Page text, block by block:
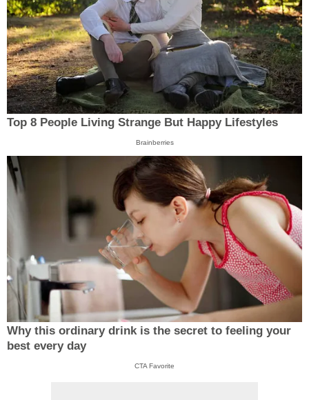
Top 8 People Living Strange But Happy Lifestyles
Brainberries
Why this ordinary drink is the secret to feeling your
best every day
CTA Favorite